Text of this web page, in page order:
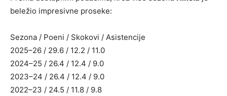
beležio impresivne proseke:
Sezona / Poeni / Skokovi / Asistencije
2025–26 / 29.6 / 12.2 / 11.0
2024–25 / 26.4 / 12.4 / 9.0
2023–24 / 26.4 / 12.4 / 9.0
2022–23 / 24.5 / 11.8 / 9.8